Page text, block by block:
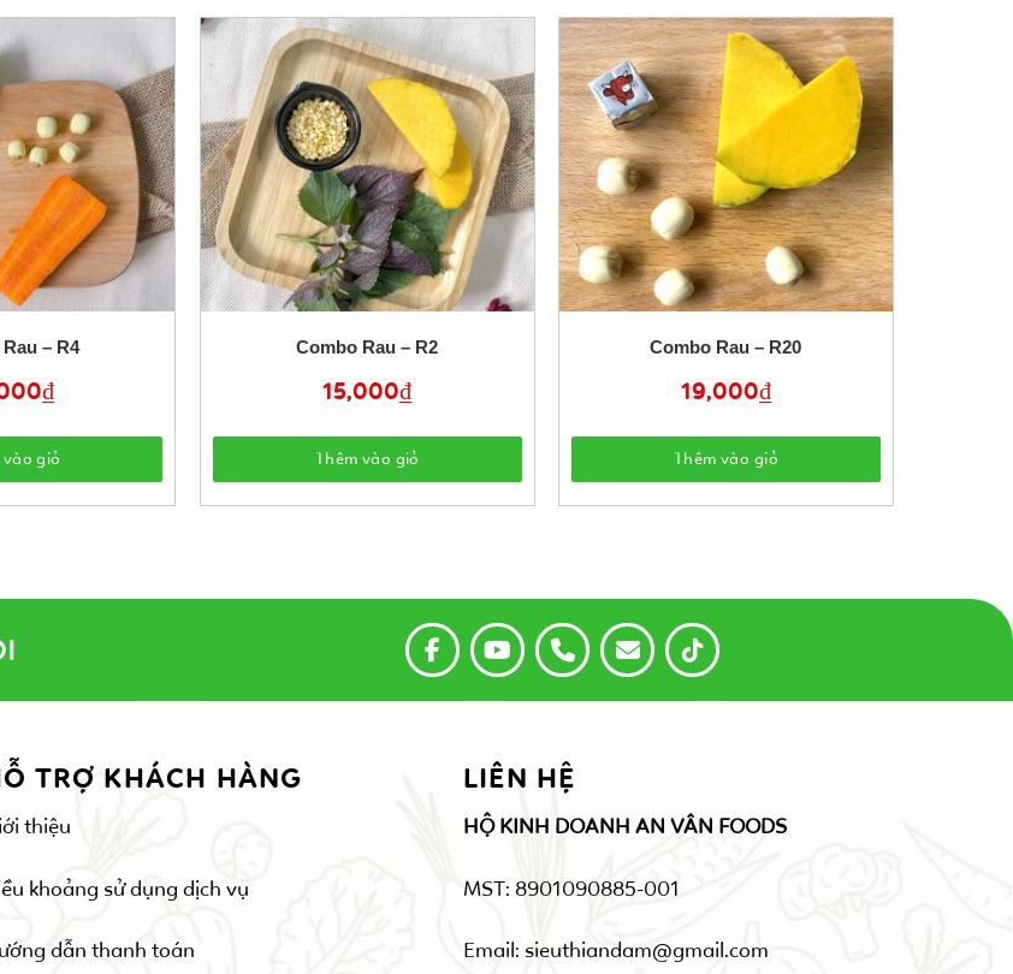
– R4
₫
vào giỏ
Combo Rau – R2
15,000₫
Thêm vào giỏ
Combo Rau – R20
19,000₫
Thêm vào giỏ
TRỢ KHÁCH HÀNG
thiệu
khoảng sử dụng dịch vụ
dẫn thanh toán
LIÊN HỆ
HỘ KINH DOANH AN VÂN FOODS
MST: 8901090885-001
Email: sieuthiandam@gmail.com